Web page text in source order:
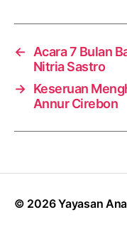
←
Acara 7 Bulan
Nitria Sastro
→ Keseruan
Annur Cirebon
© 2026Yayasan